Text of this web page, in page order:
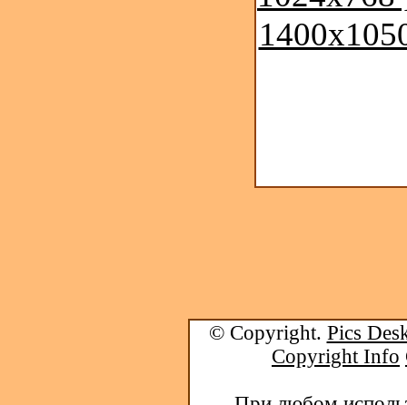
© Copyright. Pics
Copyright Info